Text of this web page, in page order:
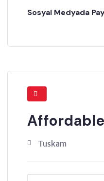
Sosyal Medyada
Tuskam